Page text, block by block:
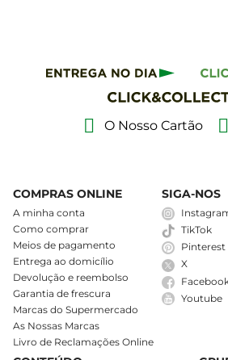
O Nosso Cartão
COMPRAS ONLINE
A minha conta
Como comprar
Meios de pagamento
Entrega ao domicílio
Devolução e reembolso
Garantia de frescura
Marcas do Supermercado
As Nossas Marcas
Livro de Reclamações Online
SIGA-NOS
TikTok
Pinterest
X
Youtube